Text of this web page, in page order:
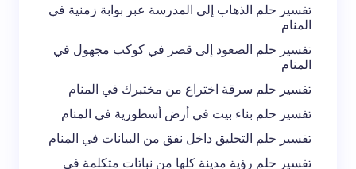
تفسير حلم الذهاب إلى المدرسة عبر بوابة زمنية في
المنام
تفسير حلم الصعود إلى قصر في كوكب مجهول في
المنام
تفسير حلم سرقة اختراع من مختبرك في المنام
تفسير حلم بناء بيت في أرض أسطورية في المنام
تفسير حلم التحليق داخل نفق من البيانات في المنام
تفسير حلم رؤية مدينة كلها من نباتات متكلمة في